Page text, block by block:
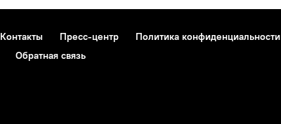
Контакты Пресс-центр Политика конфиденциальности
Обратная связь